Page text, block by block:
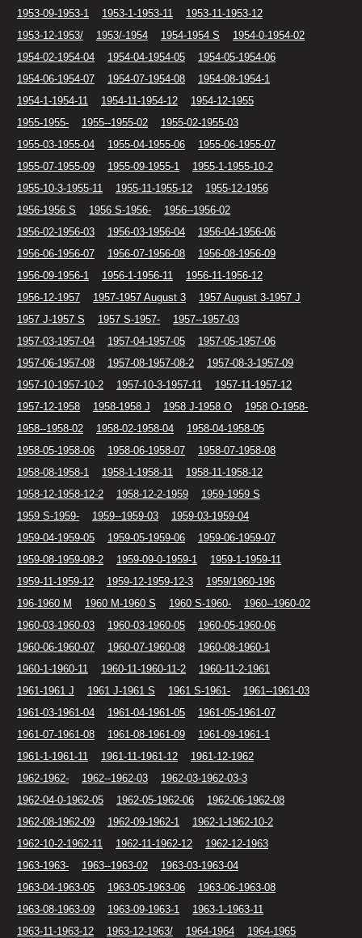
1953-09-1953-1 1953-1-1953-11
1953-11-1953-12
1953-12-1953/
1953/-1954 1954-1954 S
1954-0-1954-02
1954-02-1954-04
1954-04-1954-05
1954-05-1954-06
1954-06-1954-07
1954-07-1954-08
1954-08-1954-1
1954-1-1954-11
1954-11-1954-12
1954-12-1955
1955-1955-
1955--1955-02
1955-02-1955-03
1955-03-1955-04
1955-04-1955-06
1955-06-1955-07
1955-07-1955-09
1955-09-1955-1
1955-1-1955-10-2
1955-10-3-1955-11
1955-11-1955-12
1955-12-1956
1956-1956 S
1956 S-1956-
1956--1956-02
1956-02-1956-03
1956-03-1956-04
1956-04-1956-06
1956-06-1956-07
1956-07-1956-08
1956-08-1956-09
1956-09-1956-1
1956-1-1956-11
1956-11-1956-12
1956-12-1957
1957-1957 August 3
1957 August 3-1957 J
1957 J-1957 S
1957 S-1957-
1957--1957-03
1957-03-1957-04
1957-04-1957-05
1957-05-1957-06
1957-06-1957-08
1957-08-1957-08-2
1957-08-3-1957-09
1957-10-1957-10-2
1957-10-3-1957-11
1957-11-1957-12
1957-12-1958
1958-1958 J 1958 J-1958 O
1958 O-1958-
1958--1958-02
1958-02-1958-04
1958-04-1958-05
1958-05-1958-06
1958-06-1958-07
1958-07-1958-08
1958-08-1958-1
1958-1-1958-11
1958-11-1958-12
1958-12-1958-12-2
1958-12-2-1959
1959-1959 S
1959 S-1959-
1959--1959-03
1959-03-1959-04
1959-04-1959-05
1959-05-1959-06
1959-06-1959-07
1959-08-1959-08-2
1959-09-0-1959-1
1959-1-1959-11
1959-11-1959-12
1959-12-1959-12-3
1959/1960-196
196-1960 M
1960 M-1960 S 1960 S-1960-
1960--1960-02
1960-03-1960-03
1960-03-1960-05
1960-05-1960-06
1960-06-1960-07
1960-07-1960-08
1960-08-1960-1
1960-1-1960-11
1960-11-1960-11-2
1960-11-2-1961
1961-1961 J
1961 J-1961 S 1961 S-1961-
1961--1961-03
1961-03-1961-04
1961-04-1961-05
1961-05-1961-07
1961-07-1961-08
1961-08-1961-09
1961-09-1961-1
1961-1-1961-11
1961-11-1961-12
1961-12-1962
1962-1962-
1962--1962-03
1962-03-1962-03-3
1962-04-0-1962-05
1962-05-1962-06
1962-06-1962-08
1962-08-1962-09
1962-09-1962-1
1962-1-1962-10-2
1962-10-2-1962-11
1962-11-1962-12
1962-12-1963
1963-1963-
1963--1963-02
1963-03-1963-04
1963-04-1963-05
1963-05-1963-06
1963-06-1963-08
1963-08-1963-09
1963-09-1963-1
1963-1-1963-11
1963-11-1963-12
1963-12-1963/ 1964-1964
1964-1965